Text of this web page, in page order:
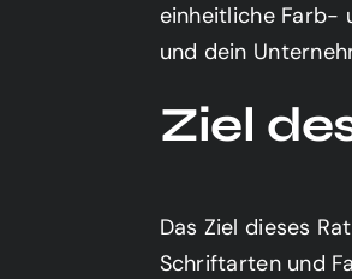
einheitliche Farb-
und dein
Ziel
Das Ziel dieses
Schriftarten und